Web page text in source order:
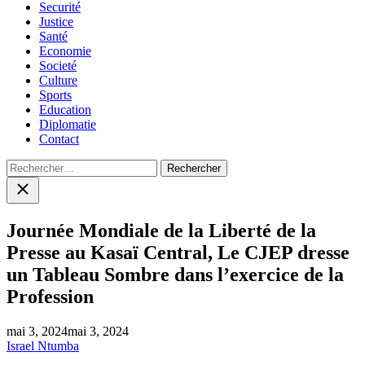
Securité
Justice
Santé
Economie
Societé
Culture
Sports
Education
Diplomatie
Contact
Rechercher :
Close
search
Journée Mondiale de la Liberté de la
Presse au Kasaï Central, Le CJEP dresse
un Tableau Sombre dans l’exercice de la
Profession
mai 3, 2024mai 3, 2024
Israel Ntumba